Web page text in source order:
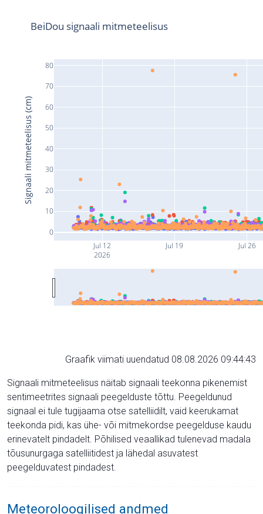
Jul 12
2026
Jul 19 Jul 26
0
10
20
30
40
50
60
70
80
BeiDou signaali mitmeteelisus
Signaali mitmeteelisus (cm)
Graafik viimati uuendatud 08.08.2026 09:44:43
Signaali mitmeteelisus näitab signaali teekonna pikenemist
sentimeetrites signaali peegelduste tõttu. Peegeldunud
signaal ei tule tugijaama otse satelliidilt, vaid keerukamat
teekonda pidi, kas ühe- või mitmekordse peegelduse kaudu
erinevatelt pindadelt. Põhilised veaallikad tulenevad madala
tõusunurgaga satelliitidest ja lähedal asuvatest
peegelduvatest pindadest.
Meteoroloogilised andmed